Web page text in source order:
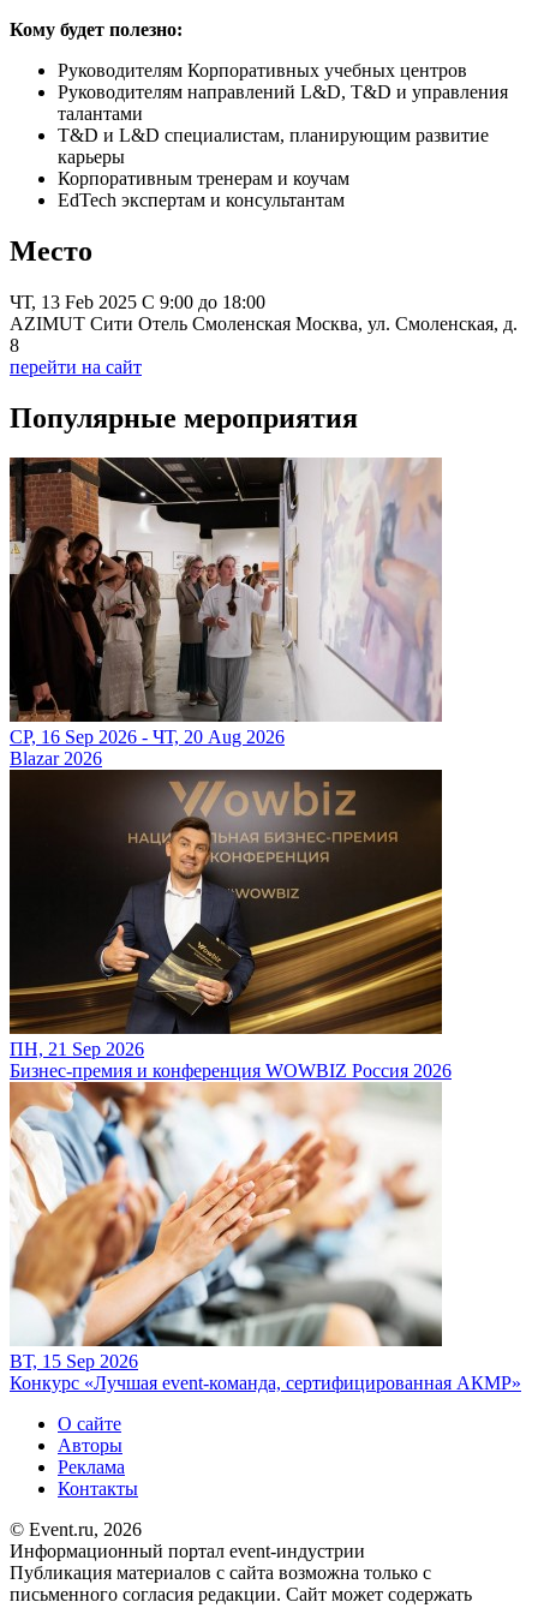
Кому будет полезно:
Руководителям Корпоративных учебных центров
Руководителям направлений L&D, T&D и управления
талантами
T&D и L&D специалистам, планирующим развитие
карьеры
Корпоративным тренерам и коучам
EdTech экспертам и консультантам
Место
ЧТ, 13 Feb 2025 C 9:00 до 18:00
AZIMUT Сити Отель Смоленская Москва, ул. Смоленская, д.
8
перейти на сайт
Популярные мероприятия
СР, 16 Sep 2026 - ЧТ, 20 Aug 2026
Blazar 2026
ПН, 21 Sep 2026
Бизнес-премия и конференция WOWBIZ Россия 2026
ВТ, 15 Sep 2026
Конкурс «Лучшая event-команда, сертифицированная АКМР»
О сайте
Авторы
Реклама
Контакты
© Event.ru, 2026
Информационный портал event-индустрии
Публикация материалов с сайта возможна только с
письменного согласия редакции. Сайт может содержать